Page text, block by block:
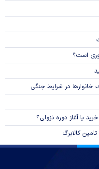
است؟
خانوار‌ها در شرایط جنگی